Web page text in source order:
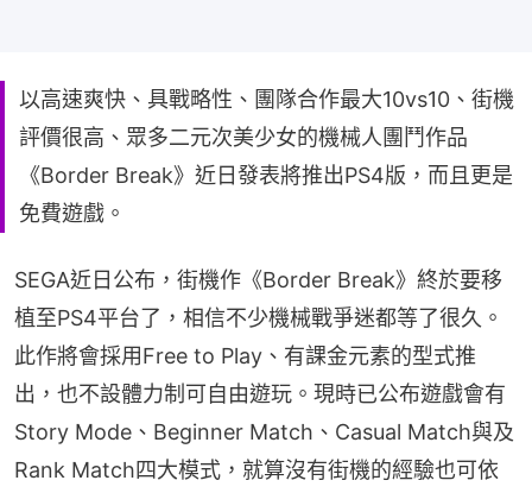
以高速爽快、具戰略性、團隊合作最大10vs10、街機
評價很高、眾多二元次美少女的機械人團鬥作品
《Border Break》近日發表將推出PS4版，而且更是
免費遊戲。
SEGA近日公布，街機作《Border Break》終於要移
植至PS4平台了，相信不少機械戰爭迷都等了很久。
此作將會採用Free to Play、有課金元素的型式推
出，也不設體力制可自由遊玩。現時已公布遊戲會有
Story Mode、Beginner Match、Casual Match與及
Rank Match四大模式，就算沒有街機的經驗也可依